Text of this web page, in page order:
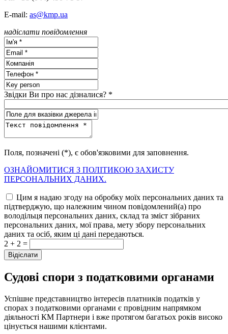
E-mail: as@kmp.ua
надіслати повідомлення
Звідки Ви про нас дізналися? *
Поля, позначені (*), є обов'язковими для заповнення.
ОЗНАЙОМИТИСЯ З ПОЛІТИКОЮ ЗАХИСТУ
ПЕРСОНАЛЬНИХ ДАНИХ.
Цим я надаю згоду на обробку моїх персональних даних та
підтверджую, що належним чином повідомлений(а) про
володільця персональних даних, склад та зміст зібраних
персональних даних, мої права, мету збору персональних
даних та осіб, яким ці дані передаються.
2 + 2 =
Судові спори з податковими органами
Успішне представництво інтересів платників податків у
спорах з податковими органами є провідним напрямком
діяльності КМ Партнери і вже протягом багатьох років високо
цінується нашими клієнтами.